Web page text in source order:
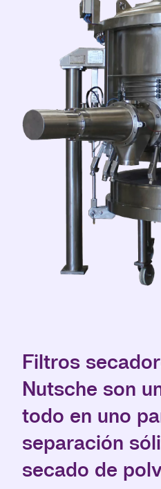
Filtros
Nutsche son
todo en uno
separación
secado de